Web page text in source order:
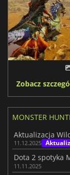
Zobacz
MONSTER
11.12.2025
11.11.2025